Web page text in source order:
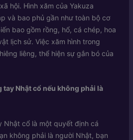
hội. Hình xăm của Yakuza
và bao phủ gần như toàn bộ cơ
bao gồm rồng, hổ, cá chép, hoa
lịch sử. Việc xăm hình trong
liêng, thể hiện sự gắn bó của
tay Nhật cổ nếu không phải là
Nhật cổ là một quyết định cá
không phải là người Nhật, bạn